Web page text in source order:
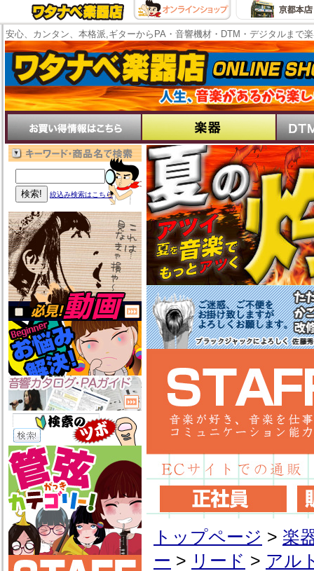
安心、カンタン、本格派,ギターからPA・音響機材・DTM・デジタルまで
絞込み検索はこちら
トップページ > 楽
ー > リード > アル